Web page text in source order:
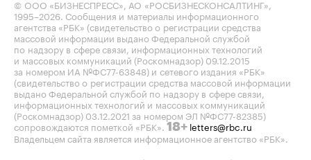
© ООО «БИЗНЕСПРЕСС», АО «РОСБИЗНЕСКОНСАЛТИНГ»,
1995–2026 . Сообщения и материалы информационного
агентства «РБК» (свидетельство о регистрации средства
массовой информации выдано Федеральной службой
по надзору в сфере связи, информационных технологий
и массовых коммуникаций (Роскомнадзор) 09.12.2015
за номером ИА №ФС77-63848) и сетевого издания «РБК»
(свидетельство о регистрации средства массовой информации
выдано Федеральной службой по надзору в сфере связи,
информационных технологий и массовых коммуникаций
(Роскомнадзор) 03.12.2021 за номером ЭЛ №ФС77-82385)
сопровождаются пометкой «РБК». 18+ letters@rbc.ru
Владельцем сайта является информационное агентство «РБК».